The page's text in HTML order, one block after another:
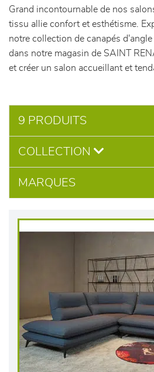
décoration
Grand incontournable de nos
tissu allie confort et esthétisme.
notre collection de canapés
dans notre magasin de SAINT
et créer un salon accueillant et
9 PRODUITS
COLLECTION
MARQUES